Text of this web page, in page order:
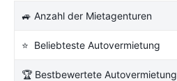
🚙 Anzahl der Mietagenturen
⭐ Beliebteste Autovermietung
🏆 Bestbewertete Autovermietung